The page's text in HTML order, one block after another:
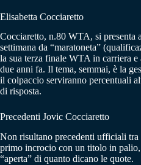
Elisabetta Cocciaretto
Cocciaretto, n.80 WTA, si presenta
settimana da “maratoneta”
la sua terza finale WTA in carriera
due anni fa. Il tema, semmai, è la
il colpaccio serviranno percentuali
di risposta.
Precedenti Jovic Cocciaretto
Non risultano precedenti ufficiali
primo incrocio con un titolo in
“aperta” di quanto dicano le quote.